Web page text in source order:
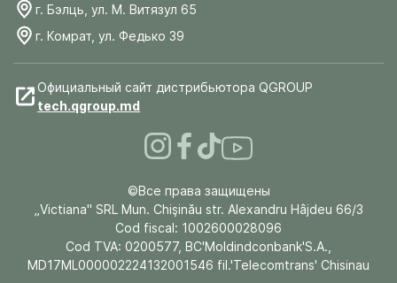
г. Бэлць, ул. М. Витязул 65
г. Комрат, ул. Федько 39
Официальный сайт дистрибьютора QGROUP
tech.qgroup.md
©Все права защищены
„Victiana" SRL Mun. Chişinău str. Alexandru Hâjdeu 66/3
Cod fiscal: 1002600028096
Cod TVA: 0200577, BC'Moldindconbank'S.A.,
MD17ML000002224132001546 fil.'Telecomtrans' Chisinau